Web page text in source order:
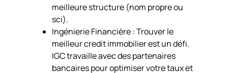
meilleure structure (nom propre ou
sci).
Ingénierie Financière : Trouver le
meilleur credit immobilier est un défi.
IGC travaille avec des partenaires
bancaires pour optimiser votre taux et